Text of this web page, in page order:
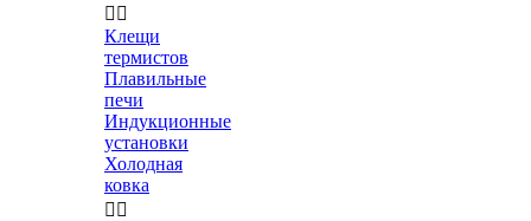
 
Клещи
термистов
Плавильные
печи
Индукционные
установки
Холодная
ковка
 